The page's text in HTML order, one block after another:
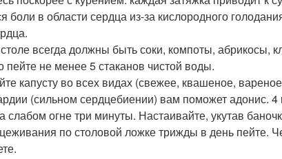
боли в области сердца из-за кислородного
всегда должны быть соки, компоты, абрикосы,
пейте не менее 5 стаканов чистой воды.
капусту во всех видах (свежее, квашеное,
(сильном сердцебиении) вам поможет адонис.
слабом огне три минуты. Настаивайте, укутав
по столовой ложке трижды в день пейте.